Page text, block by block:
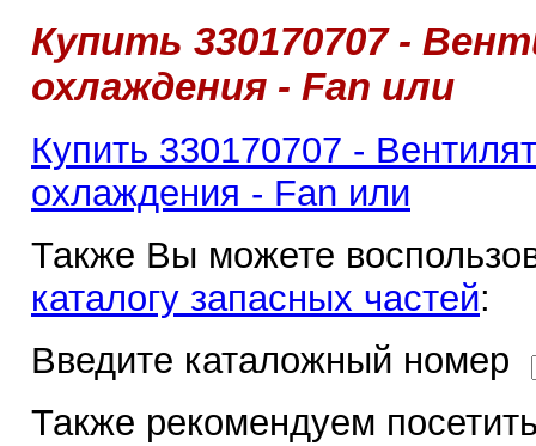
Купить 330170707 -
охлаждения - Fan или
Купить 330170707 -
охлаждения - Fan или
Также Вы можете
каталогу запасных частей:
Введите каталожный номер
Также рекомендуем